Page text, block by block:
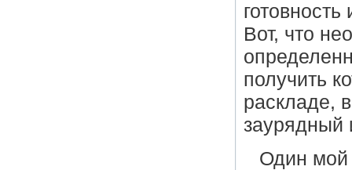
Вот, что
получить
раскладе,
заурядный
Один мой